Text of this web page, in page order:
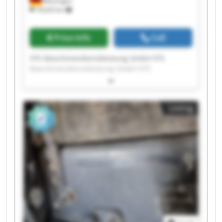
18,620 km
Price info Call
STS Maschinendienstleistung GmbH STS
Maschinendienstleistung GmbH STS
Maschinendienstleistung GmbH STS
Maschinendienstleistung GmbH STS
Maschinendienstleistung GmbH STS
Maschinendienstleistung GmbH STS
Maschinendienstleistung GmbH STS
Maschinendienstleistung GmbH STS
Maschinendienstleistung GmbH STS
Maschinendienstleistung GmbH STS
Maschinendienstleistung GmbH STS
Maschinendienstleistung GmbH STS
Maschinendienstleistung GmbH STS
Maschinendienstleistung GmbH STS
Listing